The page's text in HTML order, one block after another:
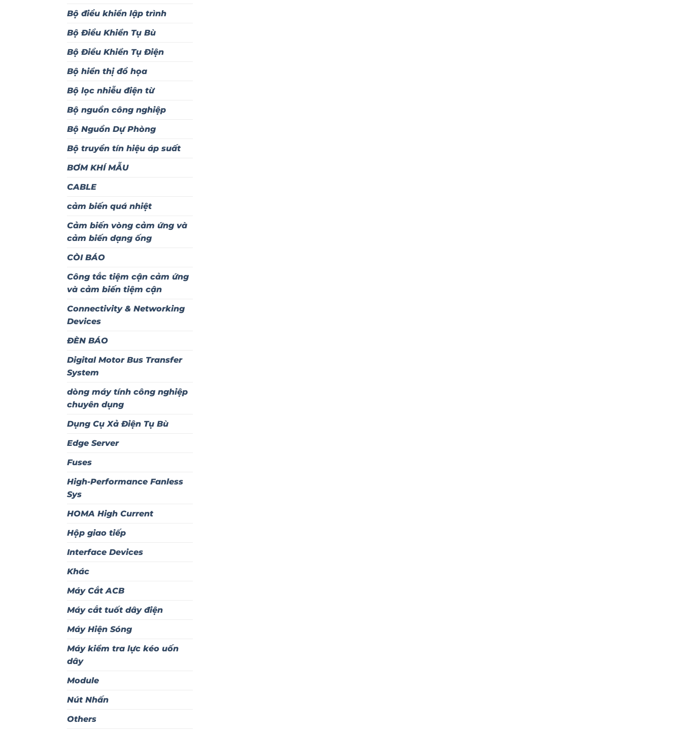
Bộ điều khiển lập trình
Bộ Điều Khiển Tụ Bù
Bộ Điều Khiển Tụ Điện
Bộ hiển thị đồ họa
Bộ lọc nhiễu điện từ
Bộ nguồn công nghiệp
Bộ Nguồn Dự Phòng
Bộ truyền tín hiệu áp suất
BƠM KHÍ MẪU
CABLE
cảm biến quá nhiệt
Cảm biến vòng cảm ứng và
cảm biến dạng ống
CÒI BÁO
Công tắc tiệm cận cảm ứng
và cảm biến tiệm cận
Connectivity & Networking
Devices
ĐÈN BÁO
Digital Motor Bus Transfer
System
dòng máy tính công nghiệp
chuyên dụng
Dụng Cụ Xả Điện Tụ Bù
Edge Server
Fuses
High-Performance Fanless
Sys
HOMA High Current
Hộp giao tiếp
Interface Devices
Khác
Máy Cắt ACB
Máy cắt tuốt dây điện
Máy Hiện Sóng
Máy kiểm tra lực kéo uốn
dây
Module
Nút Nhấn
Others